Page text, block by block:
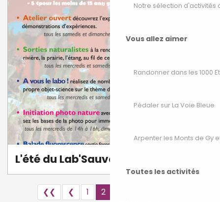
Notre sélection d'activités
Vous allez aimer
Randonner dans les 1000
Pédaler sur La Voie Bleue
Arpenter les Monts de Gy
Toutes les activités
L'été du Lab'Sauvage
❮❮ ❮ 1 2